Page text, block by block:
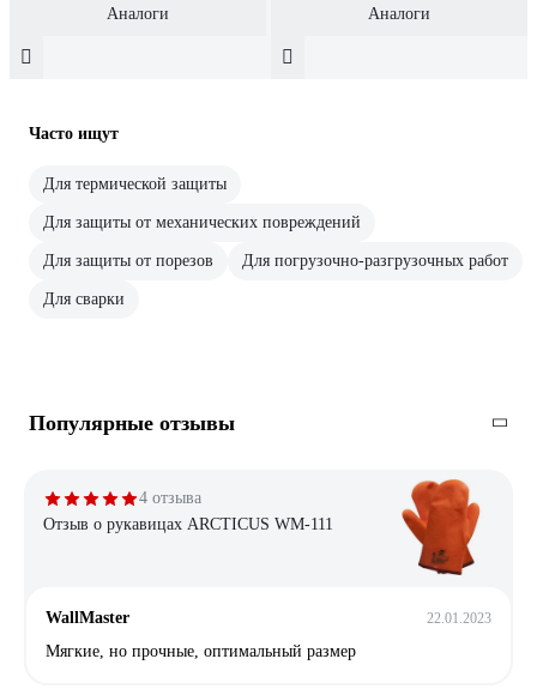
Аналоги
Аналоги
Часто ищут
Для термической защиты
Для защиты от механических повреждений
Для защиты от порезов Для погрузочно-разгрузочных работ
Для сварки
Популярные отзывы
4 отзыва
Отзыв о рукавицах ARCTICUS WM-111
WallMaster 22.01.2023
Мягкие, но прочные, оптимальный размер